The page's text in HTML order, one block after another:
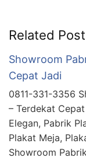
Related
Showroom
Cepat Jadi
0811-331-3356
– Terdekat
Elegan, Pabrik
Plakat Meja,
Showroom